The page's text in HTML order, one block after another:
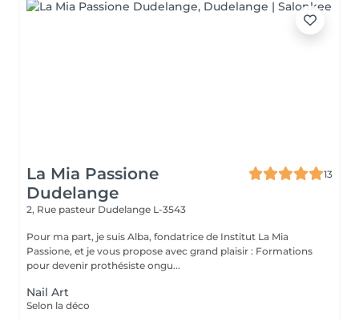
La Mia Passione
Dudelange
13
2, Rue pasteur Dudelange L-3543
Pour ma part, je suis Alba, fondatrice de Institut La Mia
Passione, et je vous propose avec grand plaisir : Formations
pour devenir prothésiste ongu...
Nail Art
Selon la déco